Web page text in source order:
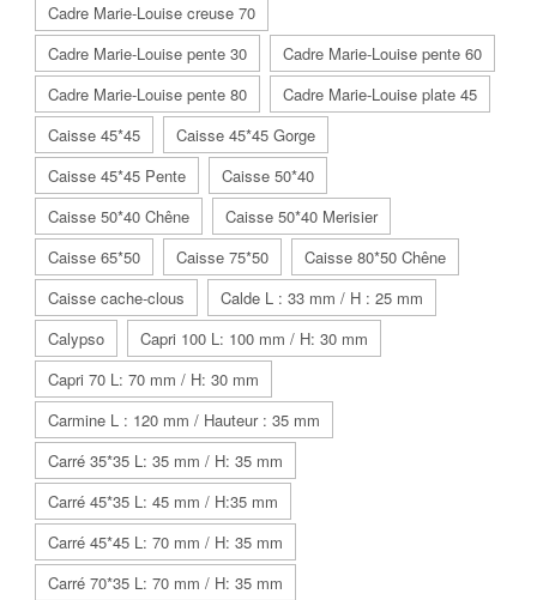
Cadre Marie-Louise creuse 70
Cadre Marie-Louise pente 30
Cadre Marie-Louise pente 60
Cadre Marie-Louise pente 80
Cadre Marie-Louise plate 45
Caisse 45*45
Caisse 45*45 Gorge
Caisse 45*45 Pente
Caisse 50*40
Caisse 50*40 Chêne
Caisse 50*40 Merisier
Caisse 65*50
Caisse 75*50
Caisse 80*50 Chêne
Caisse cache-clous
Calde L : 33 mm / H : 25 mm
Calypso
Capri 100 L: 100 mm / H: 30 mm
Capri 70 L: 70 mm / H: 30 mm
Carmine L : 120 mm / Hauteur : 35 mm
Carré 35*35 L: 35 mm / H: 35 mm
Carré 45*35 L: 45 mm / H:35 mm
Carré 45*45 L: 70 mm / H: 35 mm
Carré 70*35 L: 70 mm / H: 35 mm